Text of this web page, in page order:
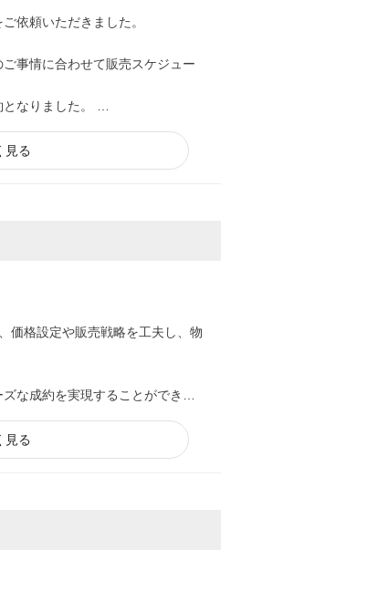
依頼いただきました。
事情に合わせて販売スケジュー
なりました。
見る
価格設定や販売戦略を工夫し、物
な成約を実現することができま
見る